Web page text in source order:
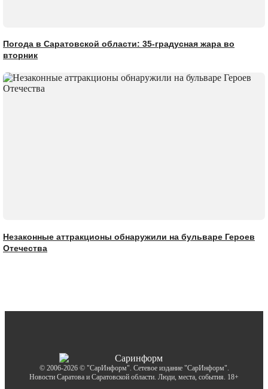
Погода в Саратовской области: 35-градусная жара во
вторник
Незаконные аттракционы обнаружили на бульваре Героев
Отечества
© 2006-2026 © "СарИнформ". Сетевое издание "СарИнформ".
Новости Саратова и Саратовской области. Люди, места, события. 18+